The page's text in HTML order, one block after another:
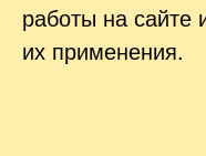
работы на сайте
их применения.